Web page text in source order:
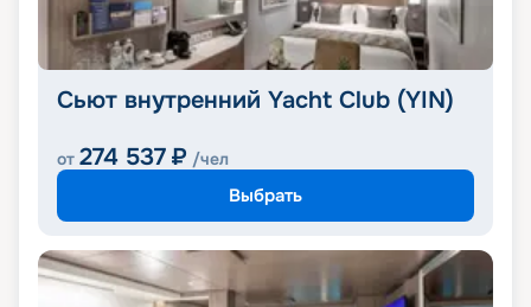
Сьют внутренний Yacht Club (YIN)
от 274 537 ₽ /чел
Выбрать